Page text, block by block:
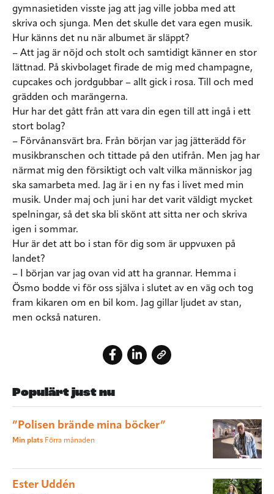
gymnasietiden visste jag att jag ville jobba med att
skriva och sjunga. Men det skulle det vara egen musik.
Hur känns det nu när albumet är släppt?
– Att jag är nöjd och stolt och samtidigt känner en stor
lättnad. På skivbolaget firade de mig med champagne,
cupcakes och jordgubbar – allt gick i rosa. Till och med
grädden och marängerna.
Hur har det gått från att vara din egen till att ingå i ett
stort bolag?
– Förvånansvärt bra. Från början var jag jätterädd för
musikbranschen och tittade på den utifrån. Men jag har
närmat mig den försiktigt och valt vilka människor jag
ska samarbeta med. Jag är i en ny fas i livet med min
musik. Under maj och juni har det varit väldigt mycket
spelningar, så det ska bli skönt att sitta ner och skriva
igen i sommar.
Hur är det att bo i stan för dig som är uppvuxen på
landet?
– I början var jag ovan vid att ha grannar. Hemma i
Ösmo bodde vi för oss själva i slutet av en väg och tog
fram kikaren om en bil kom. Jag gillar ljudet av stan,
men också naturen.
Populärt just nu
”Polisen brände mina böcker”
Min plats Förra månaden
Ester Uddén